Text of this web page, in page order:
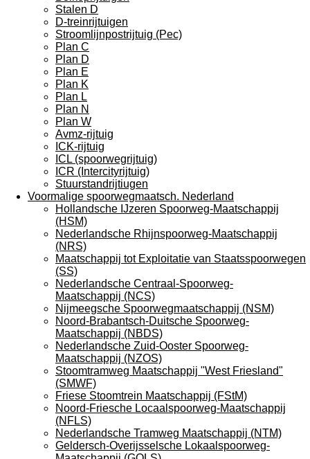
Stalen D
D-treinrijtuigen
Stroomlijnpostrijtuig (Pec)
Plan C
Plan D
Plan E
Plan K
Plan L
Plan N
Plan W
Avmz-rijtuig
ICK-rijtuig
ICL (spoorwegrijtuig)
ICR (Intercityrijtuig)
Stuurstandrijtiugen
Voormalige spoorwegmaatsch. Nederland
Hollandsche IJzeren Spoorweg-Maatschappij
(HSM)
Nederlandsche Rhijnspoorweg-Maatschappij
(NRS)
Maatschappij tot Exploitatie van Staatsspoorwegen
(SS)
Nederlandsche Centraal-Spoorweg-
Maatschappij (NCS)
Nijmeegsche Spoorwegmaatschappij (NSM)
Noord-Brabantsch-Duitsche Spoorweg-
Maatschappij (NBDS)
Nederlandsche Zuid-Ooster Spoorweg-
Maatschappij (NZOS)
Stoomtramweg Maatschappij "West Friesland"
(SMWF)
Friese Stoomtrein Maatschappij (FStM)
Noord-Friesche Locaalspoorweg-Maatschappij
(NFLS)
Nederlandsche Tramweg Maatschappij (NTM)
Geldersch-Overijsselsche Lokaalspoorweg-